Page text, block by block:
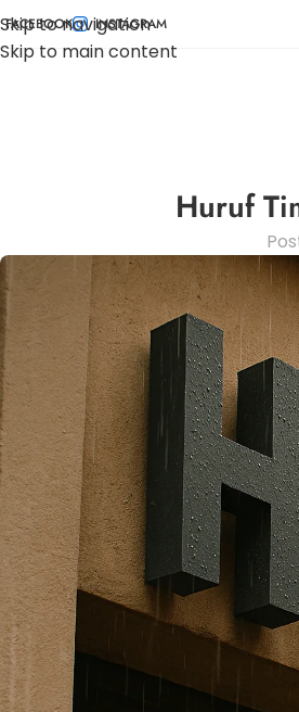
Skip to navigation
Skip to main content
FACEBOOK INSTAGRAM
Huruf